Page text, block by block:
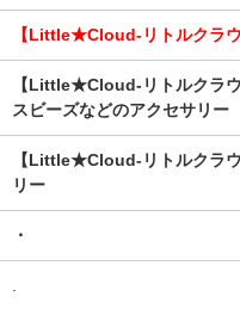
【Little★Cloud-リトルクラウ
【Little★Cloud-リトルクラ
スビーズなどのアクセサリー
【Little★Cloud-リトルクラ
リー
・
.